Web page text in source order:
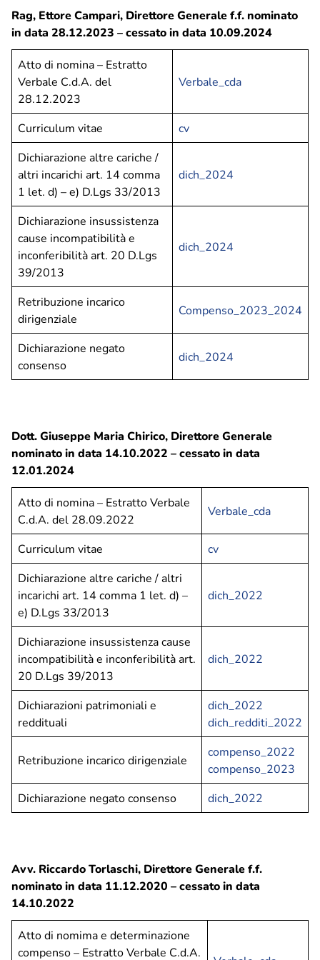
Ciclo idrico integrato
ASM Informa
Comunicati stampa
Comunicazione
Info, segnalazioni e reclami
APP IoAmoPavia
Raccolta differenziata
Porta a Porta – Pavia
Porta a Porta – Altri comuni
Piattaforma Ecologica di Montebellino
Calendario utenze non domestiche – Centro storico e
Borgo Ticino
Soste, parcheggi e bicinstazione
Zone a sosta regolamentata
Parcheggio Navigli
Decoro urbano
Spazzamento strade – Comune di Pavia
Piano neve – Comune di Pavia
Gestione verde
Archivio fotografico lavori effettuati
Contatti
Privacy Policy
Note legali
Social media policy
Hai bisogno di info o vuoi inviarci unasegnalazioneo
unreclamo?
Inviaci una richiesta
Rag, Ettore Campari, Direttore Generale f.f. nominato
in data 28.12.2023 – cessato in data 10.09.2024
Atto di nomina – Estratto
Verbale C.d.A. del
28.12.2023
Verbale_cda
Curriculum vitae
cv
Dichiarazione altre cariche /
altri incarichi art. 14 comma
1 let. d) – e) D.Lgs 33/2013
dich_2024
Dichiarazione insussistenza
cause incompatibilità e
inconferibilità art. 20 D.Lgs
39/2013
dich_2024
Retribuzione incarico
dirigenziale
Compenso_2023_2024
Dichiarazione negato
consenso
dich_2024
Dott. Giuseppe Maria Chirico, Direttore Generale
nominato in data 14.10.2022 – cessato in data
12.01.2024
Atto di nomina – Estratto Verbale
C.d.A. del 28.09.2022
Verbale_cda
Curriculum vitae
cv
Dichiarazione altre cariche / altri
incarichi art. 14 comma 1 let. d) –
e) D.Lgs 33/2013
dich_2022
Dichiarazione insussistenza cause
incompatibilità e inconferibilità art.
20 D.Lgs 39/2013
dich_2022
Dichiarazioni patrimoniali e
reddituali
dich_2022
dich_redditi_2022
Retribuzione incarico dirigenziale
compenso_2022
compenso_2023
Dichiarazione negato consenso
dich_2022
Avv. Riccardo Torlaschi, Direttore Generale f.f.
nominato in data 11.12.2020 – cessato in data
14.10.2022
Atto di nomima e determinazione
compenso – Estratto Verbale C.d.A.